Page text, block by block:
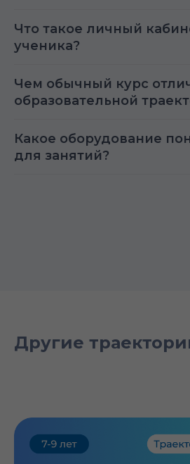
Что такое личный
ученика?
Чем обычный курс
образовательной
Какое оборудование
для занятий?
Другие